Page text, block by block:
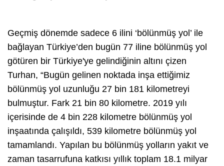
Geçmiş dönemde sadece 6 ilini ‘bölünmüş yol’ ile
bağlayan Türkiye’den bugün 77 iline bölünmüş yol
götüren bir Türkiye'ye gelindiğinin altını çizen
Turhan, “Bugün gelinen noktada inşa ettiğimiz
bölünmüş yol uzunluğu 27 bin 181 kilometreyi
bulmuştur. Fark 21 bin 80 kilometre. 2019 yılı
içerisinde de 4 bin 228 kilometre bölünmüş yol
inşaatında çalışıldı, 539 kilometre bölünmüş yol
tamamlandı. Yapılan bu bölünmüş yolların yakıt ve
zaman tasarrufuna katkısı yıllık toplam 18.1 milyar